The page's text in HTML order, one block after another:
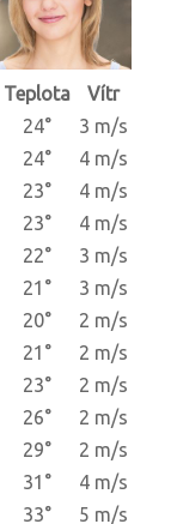
Teplota
Vítr
24°
3 m/s
24°
4 m/s
23°
4 m/s
23°
4 m/s
22°
3 m/s
21°
3 m/s
20°
2 m/s
21°
2 m/s
23°
2 m/s
26°
2 m/s
29°
2 m/s
31°
4 m/s
33° 5 m/s